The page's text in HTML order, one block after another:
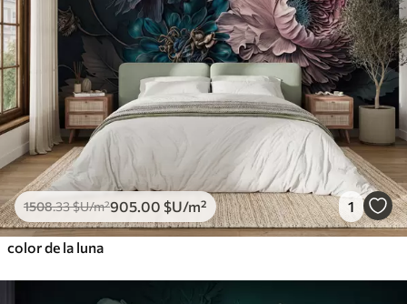
1508.33$U/m²905 .00 $U/m² 1
color de la luna